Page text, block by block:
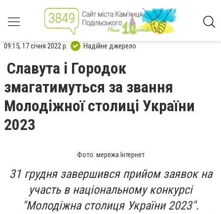
09:15, 17 січня 2022 р. Надійне джерело
Славута і Городок
змагатимуться за звання
Молодіжної столиці України
2023
Фото: мережа Інтернет
31 грудня завершився прийом заявок на
участь в національному конкурсі
"Молодіжна столиця України 2023".